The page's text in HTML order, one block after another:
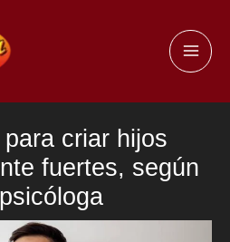
criar hijos
fuertes, según